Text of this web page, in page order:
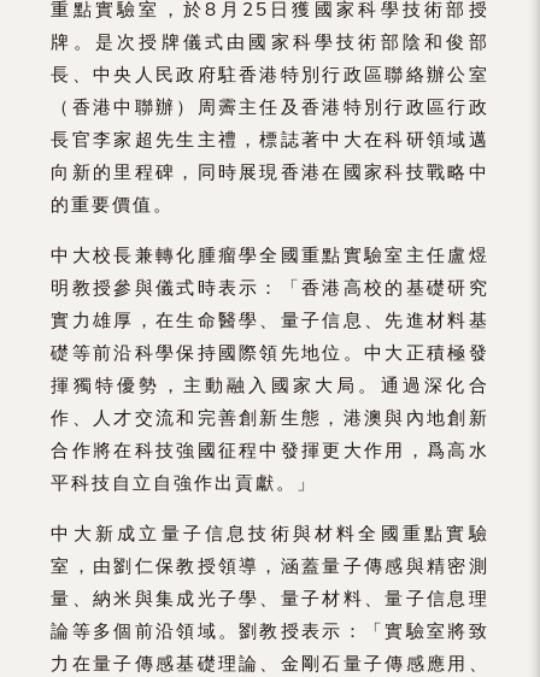
重點實驗室，於8月25日獲國家科學技術部授
牌。是次授牌儀式由國家科學技術部陰和俊部
長、中央人民政府駐香港特別行政區聯絡辦公室
（香港中聯辦）周霽主任及香港特別行政區行政
長官李家超先生主禮，標誌著中大在科研領域邁
向新的里程碑，同時展現香港在國家科技戰略中
的重要價值。
中大校長兼轉化腫瘤學全國重點實驗室主任盧煜
明教授參與儀式時表示：「香港高校的基礎研究
實力雄厚，在生命醫學、量子信息、先進材料基
礎等前沿科學保持國際領先地位。中大正積極發
揮獨特優勢，主動融入國家大局。通過深化合
作、人才交流和完善創新生態，港澳與內地創新
合作將在科技強國征程中發揮更大作用，爲高水
平科技自立自強作出貢獻。」
中大新成立量子信息技術與材料全國重點實驗
室，由劉仁保教授領導，涵蓋量子傳感與精密測
量、納米與集成光子學、量子材料、量子信息理
論等多個前沿領域。劉教授表示：「實驗室將致
力在量子傳感基礎理論、金剛石量子傳感應用、